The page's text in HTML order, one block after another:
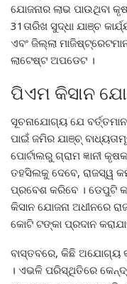
ଯୋଜନାର ଲାଭ ପାଉଥିବା
31ତାରିଖ ସୁଦ୍ଧା ଯାଞ୍ଚ
ଏବଂ ଜିଲ୍ଲା
ଲାଟେଷ୍ଟ ଅପଡେଟ ।
ପିଏମ କିସାନ
ସୂଚନାଯୋଗ୍ୟ ଯେ
ପାଇଁ ଜମିର ଯାଞ୍ଚ୍
ପୋର୍ଟାଲରୁ ଗ୍ରାମ ଜ୍ଞାନୀ
ତହସିଲକୁ ଦେବେ, ରାଜସ୍ୱ
ପ୍ରବେଶ କରିବେ । ଡେପୁଟି
କିସାନ ଯୋଜନା ଅଧୀନରେ
କୋଟି ଟଙ୍କା ପ୍ରଦାନ
ବାସ୍ତବରେ, କିଛି ଅଯୋଗ୍ୟ
। ଏଭଳି ପରିସ୍ଥିତିରେ